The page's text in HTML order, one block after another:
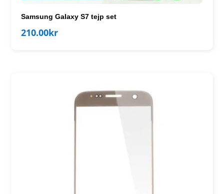
Samsung Galaxy S7 tejp set
210.00kr